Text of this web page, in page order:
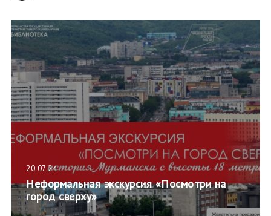
20.07.24
Неформальная экскурсия «Посмотри на
город сверху»